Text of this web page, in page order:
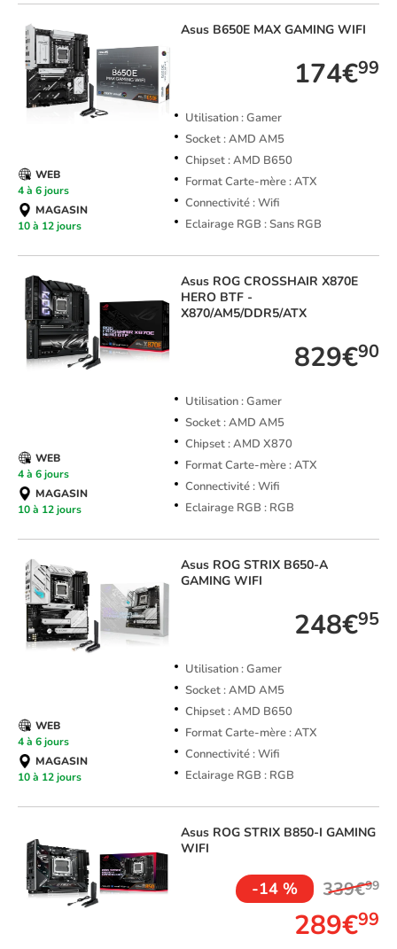
Asus B650E MAX GAMING WIFI
174€99
Utilisation : Gamer
Socket : AMD AM5
Chipset : AMD B650
Format Carte-mère : ATX
Connectivité : Wifi
Eclairage RGB : Sans RGB
WEB
4 à 6 jours
MAGASIN
10 à 12 jours
Asus ROG CROSSHAIR X870E
HERO BTF -
X870/AM5/DDR5/ATX
829€90
Utilisation : Gamer
Socket : AMD AM5
Chipset : AMD X870
Format Carte-mère : ATX
Connectivité : Wifi
Eclairage RGB : RGB
WEB
4 à 6 jours
MAGASIN
10 à 12 jours
Asus ROG STRIX B650-A
GAMING WIFI
248€95
Utilisation : Gamer
Socket : AMD AM5
Chipset : AMD B650
Format Carte-mère : ATX
Connectivité : Wifi
Eclairage RGB : RGB
WEB
4 à 6 jours
MAGASIN
10 à 12 jours
Asus ROG STRIX B850-I GAMING
WIFI
-14 % 339€99
289€99